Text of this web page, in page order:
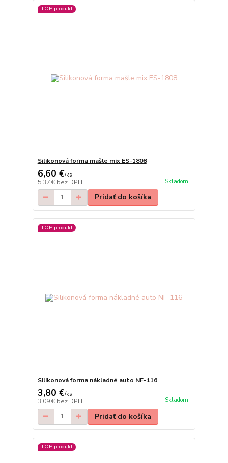
TOP produkt
Silikonová forma mašle mix ES-1808
6,60 €/ks
5,37 € bez DPH Skladom
Pridať do košíka
TOP produkt
Silikonová forma nákladné auto NF-116
3,80 €/ks
3,09 € bez DPH Skladom
Pridať do košíka
TOP produkt